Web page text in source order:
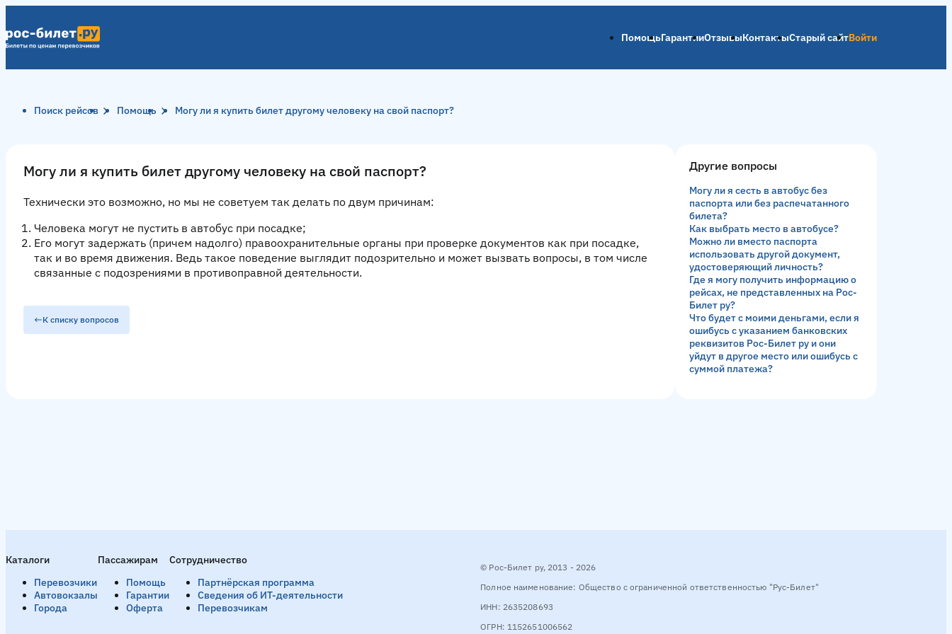
ПомощьГарантииОтзывыКонтактыСтарый сайтВойти
Поиск рейсов Помощь Могу ли я купить билет другому человеку на свой паспорт?
Могу ли я купить билет другому человеку на свой паспорт?
Технически это возможно, но мы не советуем так делать по двум причинам:
Человека могут не пустить в автобус при посадке;
Его могут задержать (причем надолго) правоохранительные органы при проверке документов как при посадке,
так и во время движения. Ведь такое поведение выглядит подозрительно и может вызвать вопросы, в том числе
связанные с подозрениями в противоправной деятельности.
К списку вопросов
Другие вопросы
Могу ли я сесть в автобус без
паспорта или без распечатанного
билета?
Как выбрать место в автобусе?
Можно ли вместо паспорта
использовать другой документ,
удостоверяющий личность?
Где я могу получить информацию о
рейсах, не представленных на Рос-
Билет ру?
Что будет с моими деньгами, если я
ошибусь с указанием банковских
реквизитов Рос-Билет ру и они
уйдут в другое место или ошибусь с
суммой платежа?
Каталоги
Перевозчики
Автовокзалы
Города
Пассажирам
Помощь
Гарантии
Оферта
Сотрудничество
Партнёрская программа
Сведения об ИТ-деятельности
Перевозчикам
© Рос-Билет ру, 2013 - 2026
Полное наименование: Общество с ограниченной ответственностью "Рус-Билет"
ИНН: 2635208693
ОГРН: 1152651006562